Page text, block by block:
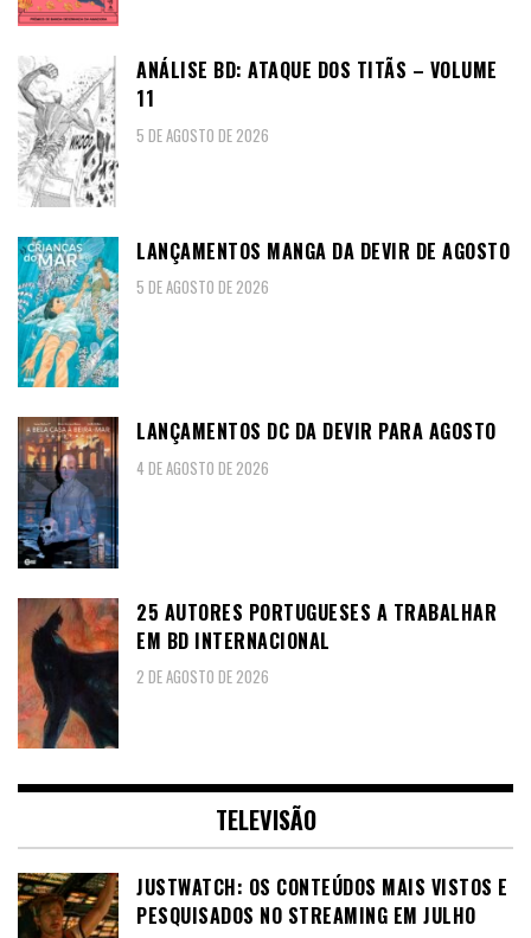
ANÁLISE BD: ATAQUE DOS TITÃS – VOLUME
11
5 DE AGOSTO DE 2026
LANÇAMENTOS MANGA DA DEVIR DE AGOSTO
5 DE AGOSTO DE 2026
LANÇAMENTOS DC DA DEVIR PARA AGOSTO
4 DE AGOSTO DE 2026
25 AUTORES PORTUGUESES A TRABALHAR
EM BD INTERNACIONAL
2 DE AGOSTO DE 2026
TELEVISÃO
JUSTWATCH: OS CONTEÚDOS MAIS VISTOS E
PESQUISADOS NO STREAMING EM JULHO